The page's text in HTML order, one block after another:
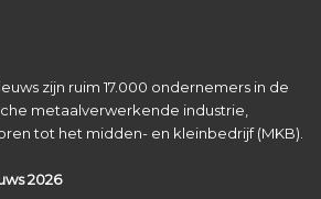
zijn ruim 17.000 ondernemers in de
metaalverwerkende industrie,
tot het midden- en kleinbedrijf (MKB).
2026